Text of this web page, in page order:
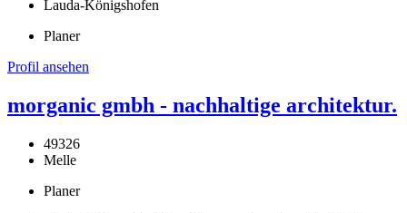
Lauda-Königshofen
Planer
Profil ansehen
morganic gmbh - nachhaltige architektur.
49326
Melle
Planer